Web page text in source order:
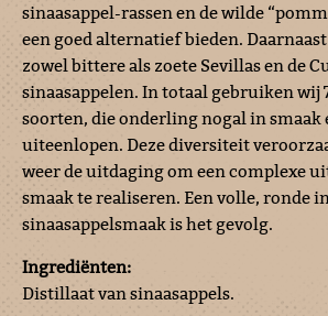
sinaasappel-rassen en de wilde
een goed alternatief bieden.
zowel bittere als zoete Sevillas en de
sinaasappelen. In totaal gebruiken wij
soorten, die onderling nogal in
uiteenlopen. Deze diversiteit
weer de uitdaging om een complexe
smaak te realiseren. Een volle, ronde
sinaasappelsmaak is het gevolg.
Ingrediënten:
Distillaat van sinaasappels.